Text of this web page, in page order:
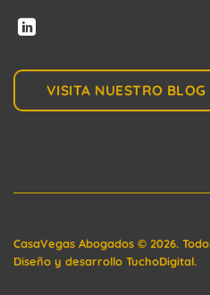
VISITA NUESTRO BLOG
CasaVegas Abogados © 2026.
Diseño y desarrollo TuchoDigital.